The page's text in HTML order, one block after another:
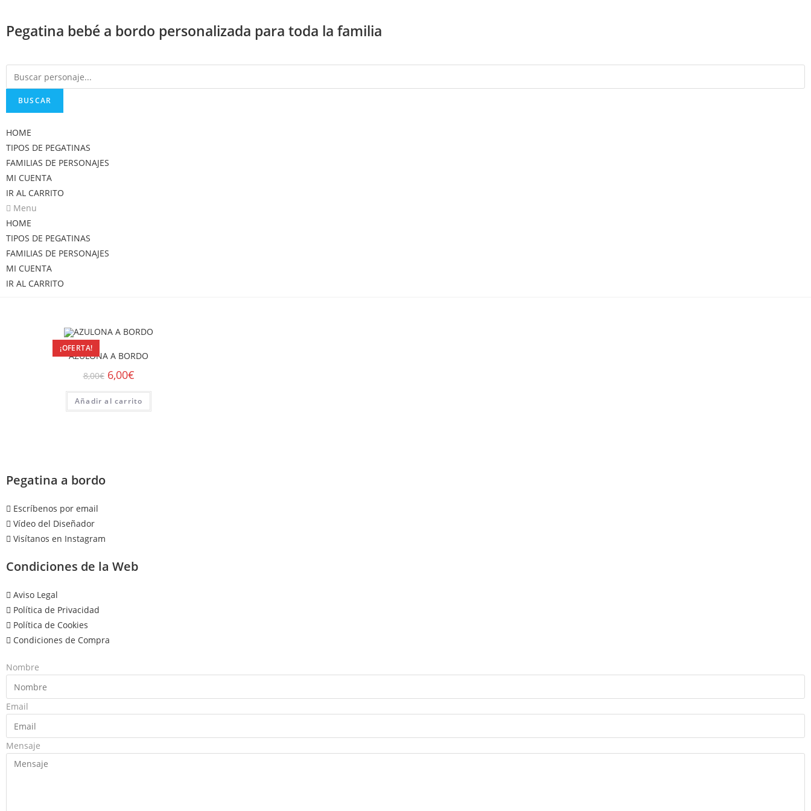
contenido
Pegatina bebé a bordo personalizada para toda la familia
BUSCAR
HOME
TIPOS DE PEGATINAS
FAMILIAS DE PERSONAJES
MI CUENTA
IR AL CARRITO
Menu
HOME
TIPOS DE PEGATINAS
FAMILIAS DE PERSONAJES
MI CUENTA
IR AL CARRITO
¡OFERTA!
AZULONA A BORDO
8,00€ 6,00€
Añadir al carrito
Pegatina a bordo
Escríbenos por email
Vídeo del Diseñador
Visítanos en Instagram
Condiciones de la Web
Aviso Legal
Política de Privacidad
Política de Cookies
Condiciones de Compra
Nombre
Email
Mensaje